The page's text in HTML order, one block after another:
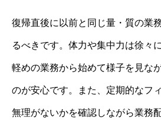
復帰直後に以前と同じ量・質の業
るべきです。体力や集中力は徐々
軽めの業務から始めて様子を見な
のが安心です。また、定期的なフ
無理がないかを確認しながら業務